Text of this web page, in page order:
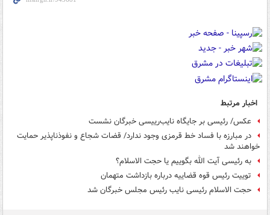
اخبار مرتبط
عکس/ رئیسی بر جایگاه نایب‌رییسی خبرگان نشست
در مبارزه با فساد خط قرمزی وجود ندارد/ قضات شجاع و نفوذناپذیر حمایت
خواهند شد
به رئیسی آیت الله بگوییم یا حجت الاسلام؟
توییت رئیس قوه قضاییه درباره بازداشت متهمان
حجت الاسلام رئیسی نایب رئیس مجلس خبرگان شد